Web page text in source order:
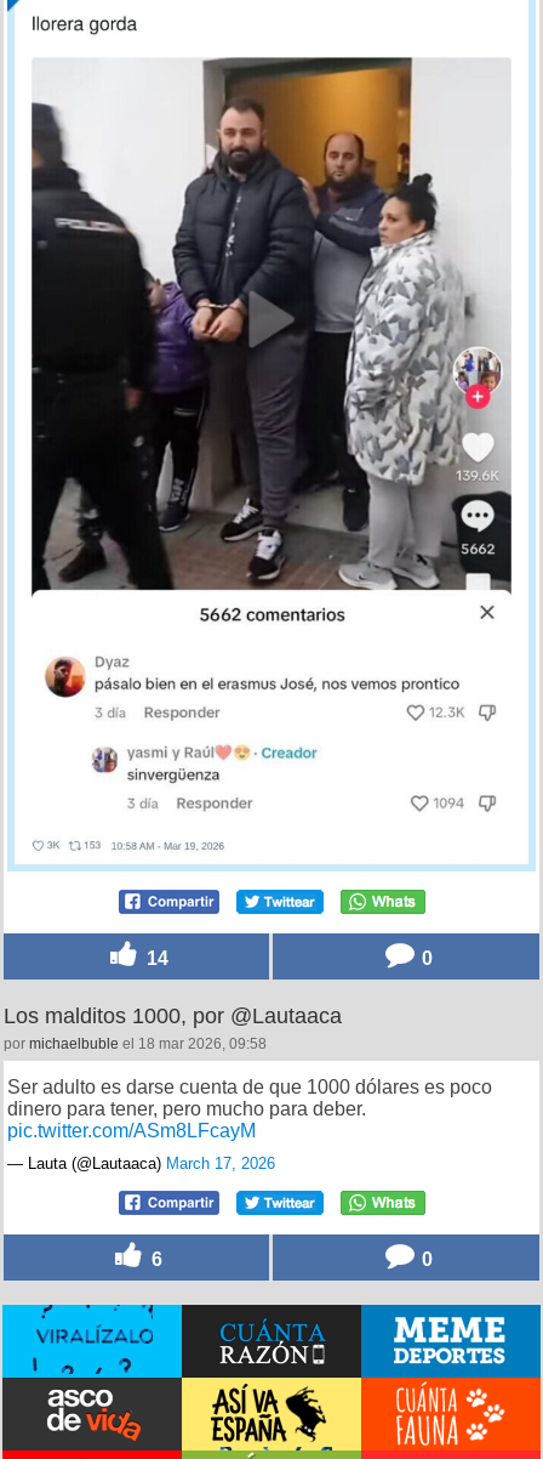
14 0
Los malditos 1000, por @Lautaaca
por michaelbuble el 18 mar 2026, 09:58
Ser adulto es darse cuenta de que 1000 dólares es poco
dinero para tener, pero mucho para deber.
pic.twitter.com/ASm8LFcayM
— Lauta (@Lautaaca) March 17, 2026
6 0